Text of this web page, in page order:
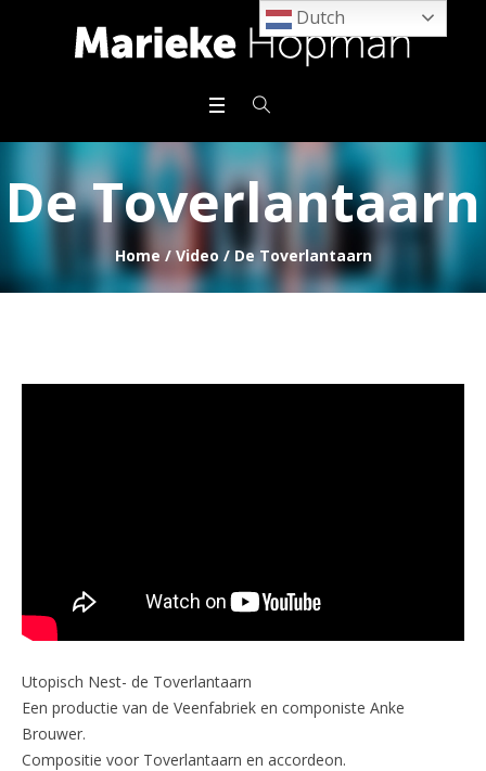
De Toverlantaarn
Home / Video / De Toverlantaarn
Utopisch Nest- de Toverlantaarn
Een productie van de Veenfabriek en componiste Anke
Brouwer.
Compositie voor Toverlantaarn en accordeon.
Dutch